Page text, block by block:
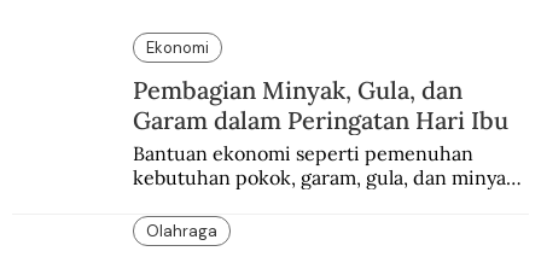
Ekonomi
Pembagian Minyak, Gula, dan
Garam dalam Peringatan Hari Ibu
Bantuan ekonomi seperti pemenuhan
kebutuhan pokok, garam, gula, dan minyak
peringatan Hari Ibu.
Olahraga